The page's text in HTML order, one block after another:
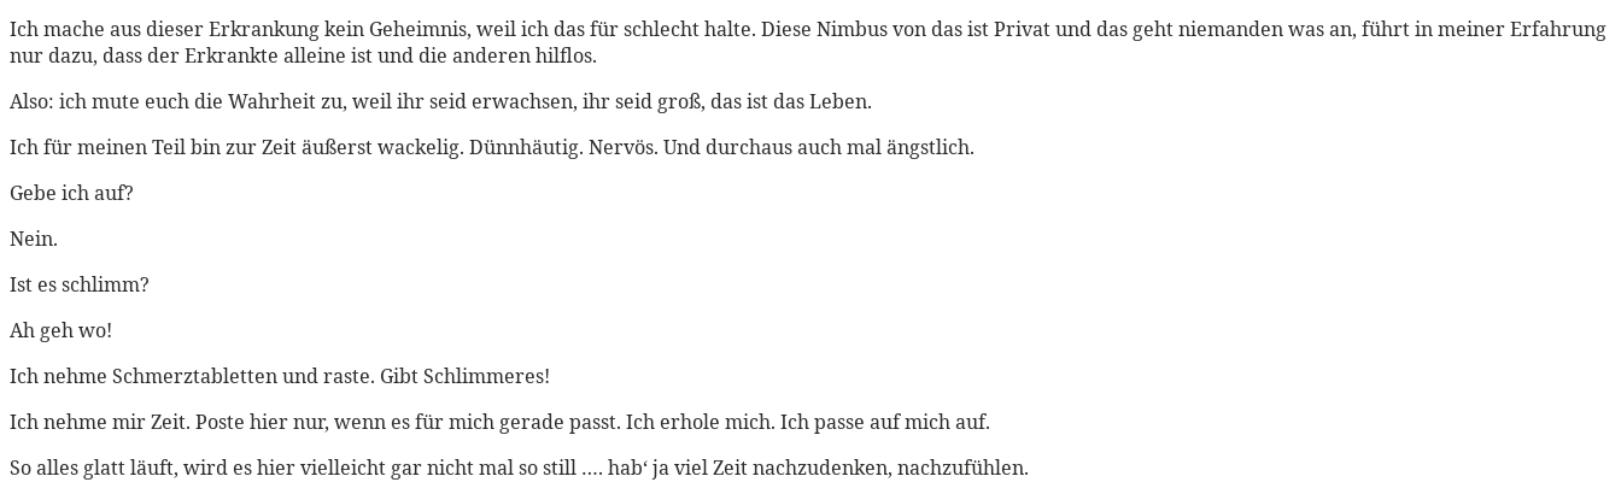
Ich mache aus dieser Erkrankung kein Geheimnis, weil ich das für schlecht halte. Diese Nimbus von das ist Privat und das geht niemanden was an, führt in meiner Erfahrung
nur dazu, dass der Erkrankte alleine ist und die anderen hilflos.
Also: ich mute euch die Wahrheit zu, weil ihr seid erwachsen, ihr seid groß, das ist das Leben.
Ich für meinen Teil bin zur Zeit äußerst wackelig. Dünnhäutig. Nervös. Und durchaus auch mal ängstlich.
Gebe ich auf?
Nein.
Ist es schlimm?
Ah geh wo!
Ich nehme Schmerztabletten und raste. Gibt Schlimmeres!
Ich nehme mir Zeit. Poste hier nur, wenn es für mich gerade passt. Ich erhole mich. Ich passe auf mich auf.
So alles glatt läuft, wird es hier vielleicht gar nicht mal so still …. hab‘ ja viel Zeit nachzudenken, nachzufühlen.